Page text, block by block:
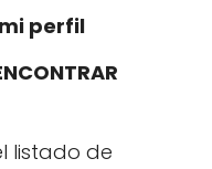
perfil
listado de